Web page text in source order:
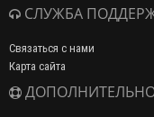
СЛУЖБА
Связаться с нами
Карта сайта